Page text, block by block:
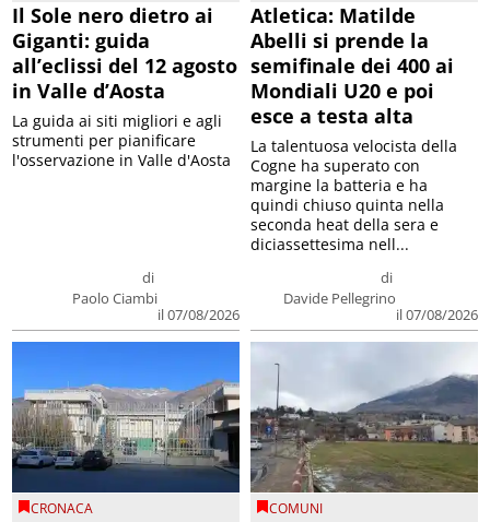
Il Sole nero dietro ai
Giganti: guida
all’eclissi del 12 agosto
in Valle d’Aosta
di
Paolo Ciambi
il 07/08/2026
La guida ai siti migliori e agli
strumenti per pianificare
l'osservazione in Valle d'Aosta
Atletica: Matilde
Abelli si prende la
semifinale dei 400 ai
Mondiali U20 e poi
esce a testa alta
di
Davide Pellegrino
il 07/08/2026
La talentuosa velocista della
Cogne ha superato con
margine la batteria e ha
quindi chiuso quinta nella
seconda heat della sera e
diciassettesima nell...
CRONACA COMUNI